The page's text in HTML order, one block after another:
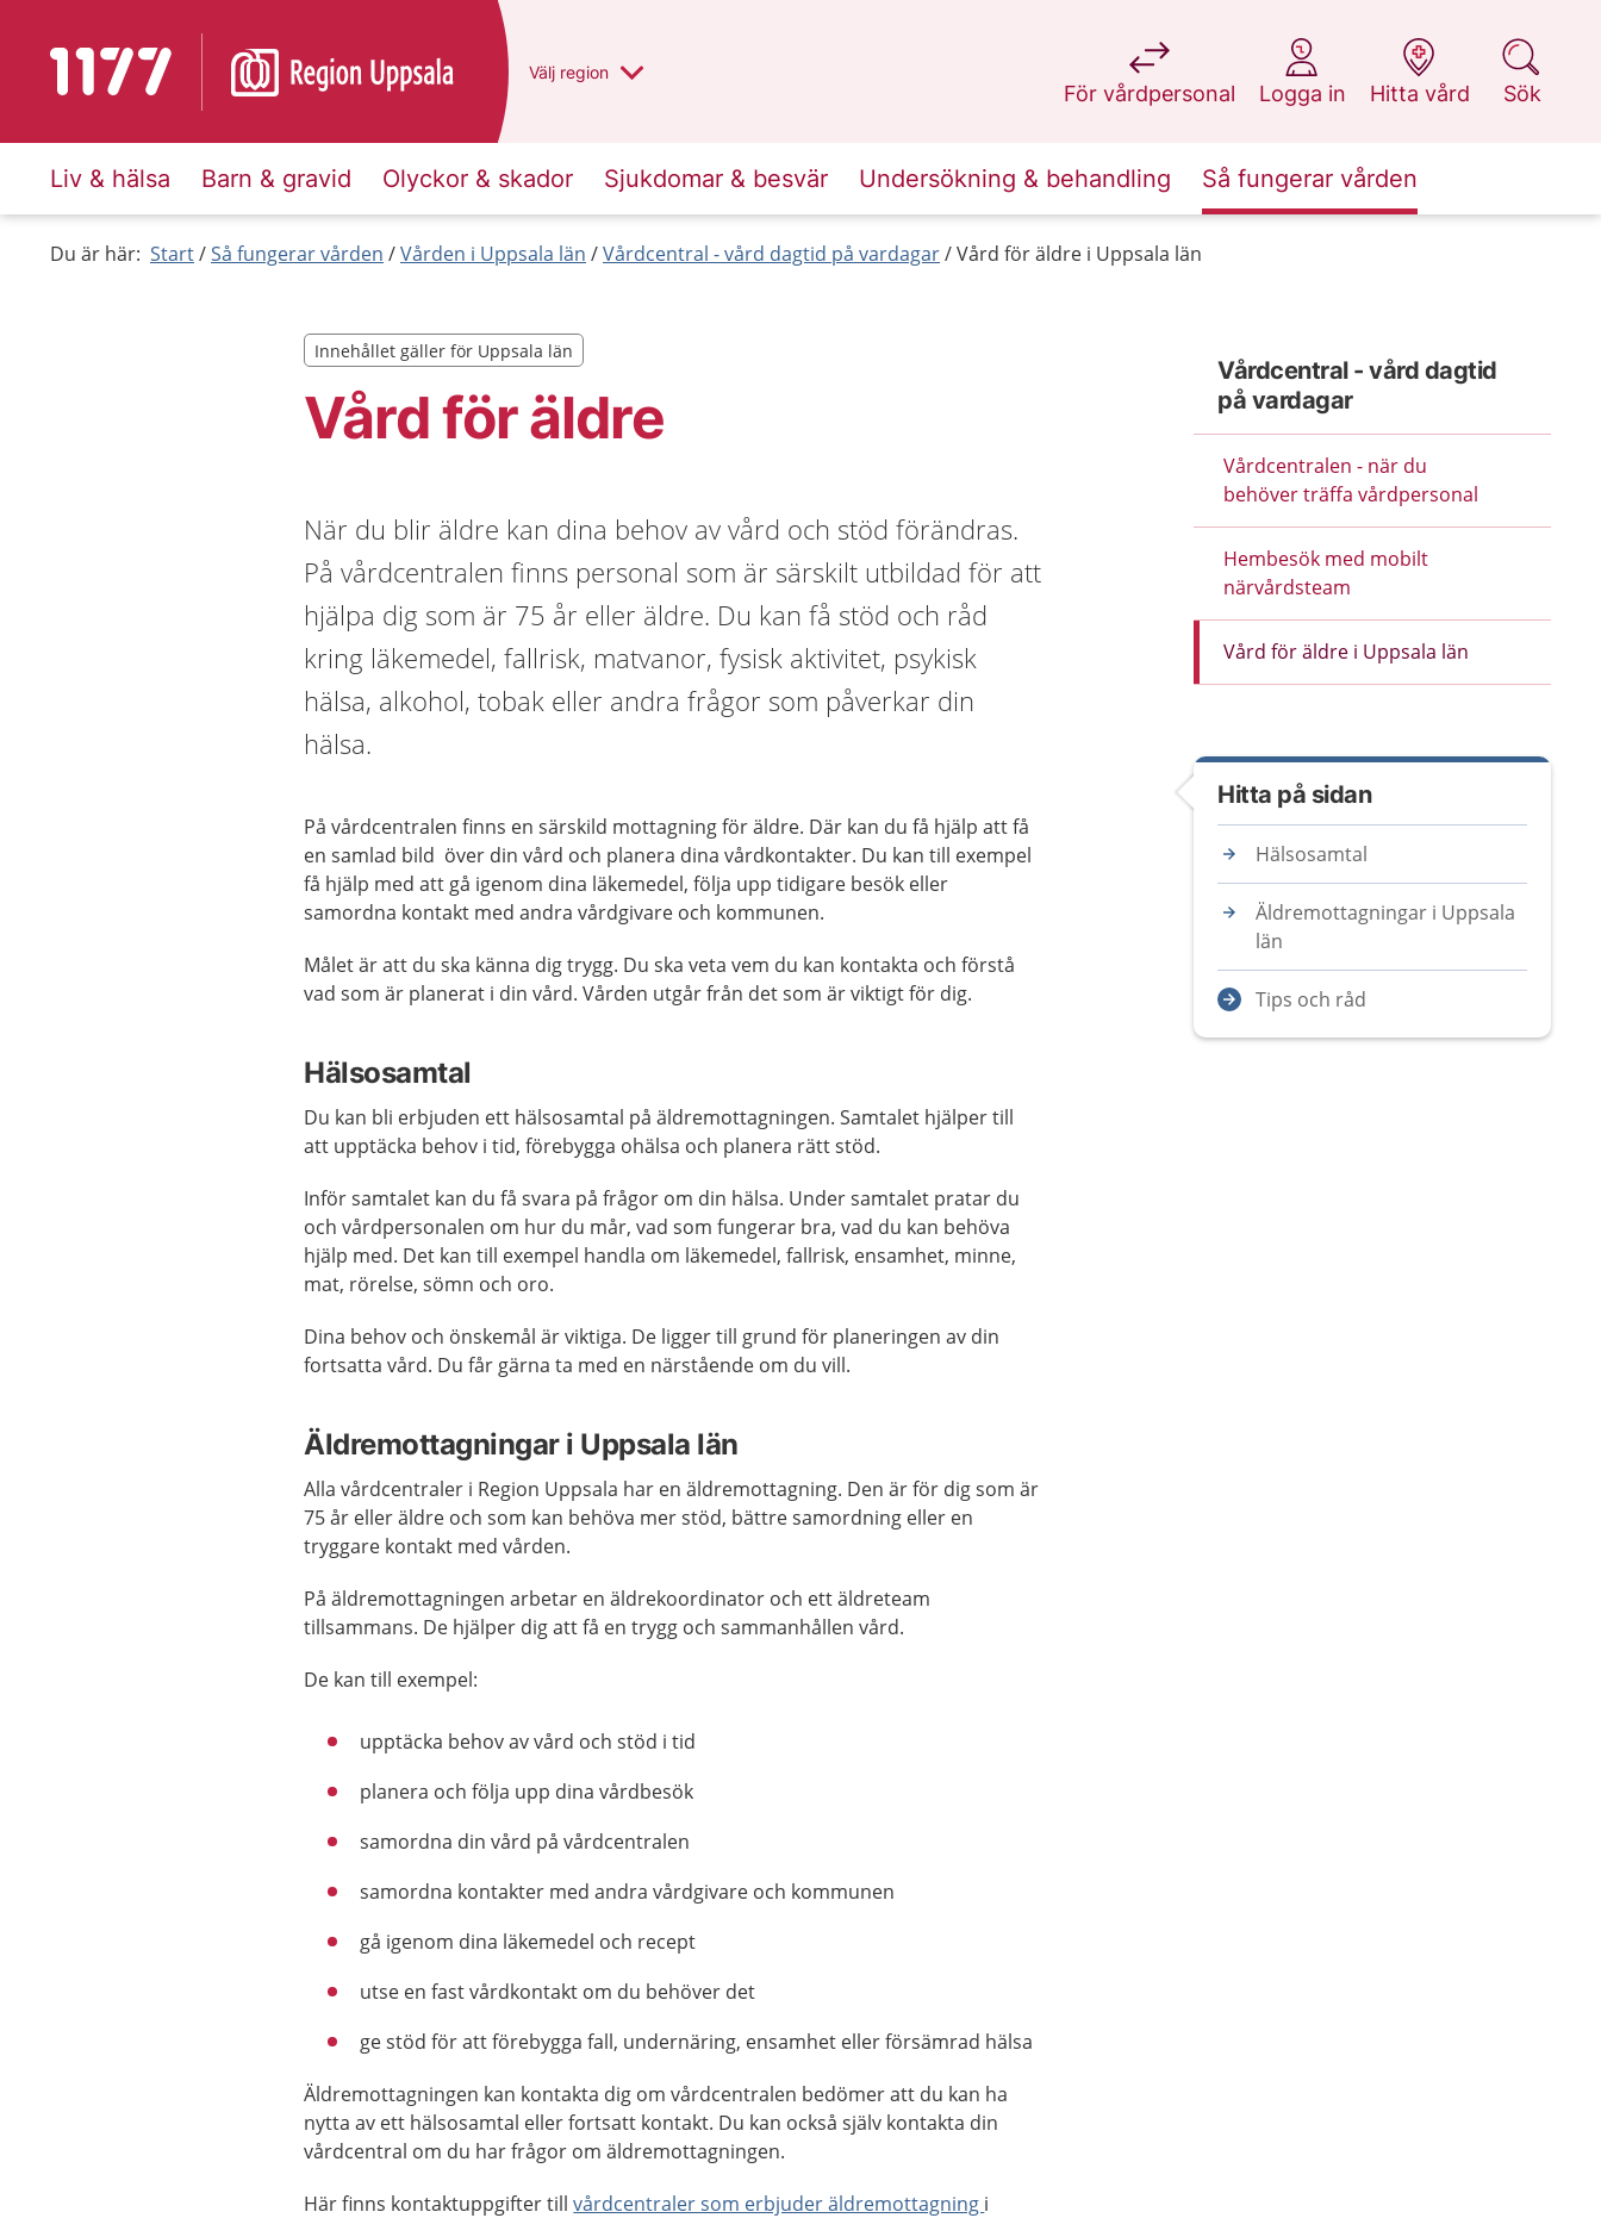
Till startsidan för 1177 Du har valt region
Välj en annan
region
För vårdpersonal
på 1177.se
Logga in
på 1177.se
Hitta vård
på 1177.se
Sök
på 1177.se
Liv & hälsa Barn & gravid Olyckor & skador Sjukdomar & besvär Undersökning & behandling Så fungerar vården
Du är här: Start Så fungerar vården Vården i Uppsala län Vårdcentral - vård dagtid på vardagar Vård för äldre i Uppsala län
Vård för äldre
Innehållet gäller för Uppsala län
Innehållet gäller för Uppsala län
När du blir äldre kan dina behov av vård och stöd förändras.
På vårdcentralen finns personal som är särskilt utbildad för att
hjälpa dig som är 75 år eller äldre. Du kan få stöd och råd
kring läkemedel, fallrisk, matvanor, fysisk aktivitet, psykisk
hälsa, alkohol, tobak eller andra frågor som påverkar din
hälsa.
På vårdcentralen finns en särskild mottagning för äldre. Där kan du få hjälp att få
en samlad bild över din vård och planera dina vårdkontakter. Du kan till exempel
få hjälp med att gå igenom dina läkemedel, följa upp tidigare besök eller
samordna kontakt med andra vårdgivare och kommunen.
Målet är att du ska känna dig trygg. Du ska veta vem du kan kontakta och förstå
vad som är planerat i din vård. Vården utgår från det som är viktigt för dig.
Hälsosamtal
Du kan bli erbjuden ett hälsosamtal på äldremottagningen. Samtalet hjälper till
att upptäcka behov i tid, förebygga ohälsa och planera rätt stöd.
Inför samtalet kan du få svara på frågor om din hälsa. Under samtalet pratar du
och vårdpersonalen om hur du mår, vad som fungerar bra, vad du kan behöva
hjälp med. Det kan till exempel handla om läkemedel, fallrisk, ensamhet, minne,
mat, rörelse, sömn och oro.
Dina behov och önskemål är viktiga. De ligger till grund för planeringen av din
fortsatta vård. Du får gärna ta med en närstående om du vill.
Äldremottagningar i Uppsala län
Alla vårdcentraler i Region Uppsala har en äldremottagning. Den är för dig som är
75 år eller äldre och som kan behöva mer stöd, bättre samordning eller en
tryggare kontakt med vården.
På äldremottagningen arbetar en äldrekoordinator och ett äldreteam
tillsammans. De hjälper dig att få en trygg och sammanhållen vård.
De kan till exempel:
upptäcka behov av vård och stöd i tid
planera och följa upp dina vårdbesök
samordna din vård på vårdcentralen
samordna kontakter med andra vårdgivare och kommunen
gå igenom dina läkemedel och recept
utse en fast vårdkontakt om du behöver det
ge stöd för att förebygga fall, undernäring, ensamhet eller försämrad hälsa
Äldremottagningen kan kontakta dig om vårdcentralen bedömer att du kan ha
nytta av ett hälsosamtal eller fortsatt kontakt. Du kan också själv kontakta din
vårdcentral om du har frågor om äldremottagningen.
Här finns kontaktuppgifter tillvårdcentraler som erbjuder äldremottagning i
Vårdcentral - vård dagtid
på vardagar
Vårdcentralen - när du
behöver träffa vårdpersonal
Hembesök med mobilt
närvårdsteam
Vård för äldre i Uppsala län
Hitta på sidan
Hälsosamtal
Äldremottagningar i Uppsala
län
Tips och råd